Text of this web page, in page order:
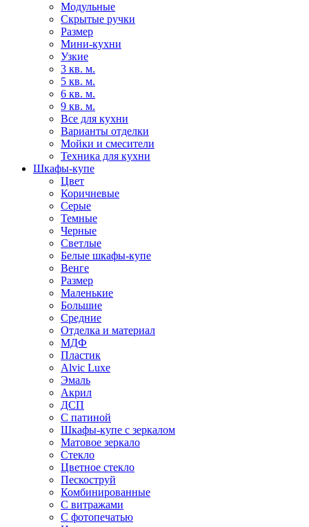
Модульные
Скрытые ручки
Размер
Мини-кухни
Узкие
3 кв. м.
5 кв. м.
6 кв. м.
9 кв. м.
Все для кухни
Варианты отделки
Мойки и смесители
Техника для кухни
Шкафы-купе
Цвет
Коричневые
Серые
Темные
Черные
Светлые
Белые шкафы-купе
Венге
Размер
Маленькие
Большие
Средние
Отделка и материал
МДФ
Пластик
Alvic Luxe
Эмаль
Акрил
ДСП
С патиной
Шкафы-купе с зеркалом
Матовое зеркало
Стекло
Цветное стекло
Пескоструй
Комбинированные
С витражами
С фотопечатью